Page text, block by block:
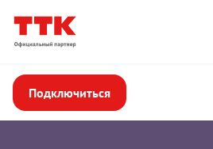
Подключиться